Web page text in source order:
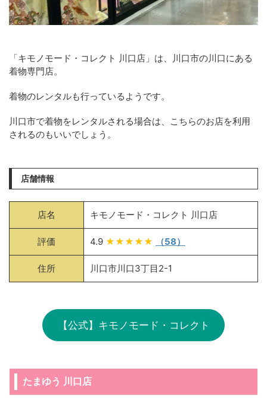
「キモノモード・コレクト 川口店」は、川口市の川口にある
着物専門店。
着物のレンタルも行っているようです。
川口市で着物をレンタルされる場合は、こちらのお店を利用
されるのもいいでしょう。
店舗情報
店名 キモノモード・コレクト 川口店
評価 4.9 ★★★★★ （58）
住所 川口市川口3丁目2-1
【公式】キモノモード・コレクト
たまゆう 川口店